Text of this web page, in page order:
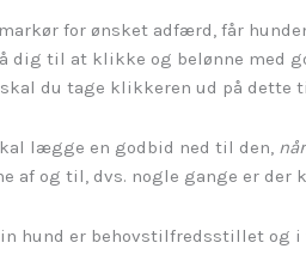
for ønsket adfærd, får
dig til at klikke og belønne med
du tage klikkeren ud på dette
lægge en godbid ned til den,
af og til, dvs. nogle gange er
hund er behovstilfredsstillet og